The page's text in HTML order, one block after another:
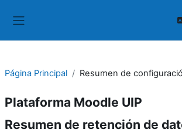
Página Principal Resumen de
Plataforma Moodle UIP
Resumen de retención de